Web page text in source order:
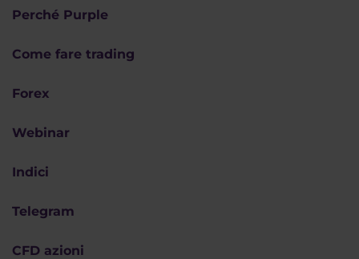
Perché Purple
Come fare trading
Forex
Webinar
Indici
Telegram
CFD azioni